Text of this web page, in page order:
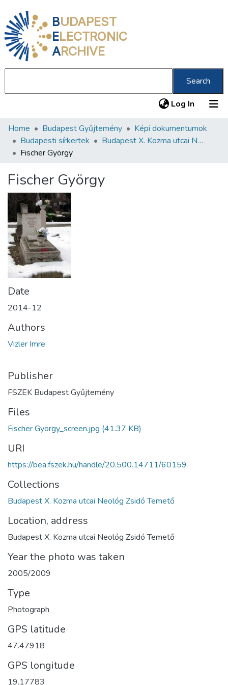
BUDAPEST
ELECTRONIC
ARCHIVE
Search
Log In (current)
Communities & Collections
All of DSpace
About us
Home Budapest Gyűjtemény
Képi dokumentumok
Budapesti sírkertek
Budapest X. Kozma utcai Neológ Zsidó Temető
Fischer György
Fischer György
Date
2014-12
Authors
Vizler Imre
Publisher
FSZEK Budapest Gyűjtemény
Files
Fischer György_screen.jpg (41.37 KB)
URI
https://bea.fszek.hu/handle/20.500.14711/60159
Collections
Budapest X. Kozma utcai Neológ Zsidó Temető
Location, address
Budapest X. Kozma utcai Neológ Zsidó Temető
Year the photo was taken
2005/2009
Type
Photograph
GPS latitude
47.47918
GPS longitude
19.17783